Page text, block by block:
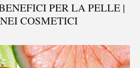
PER LA PELLE |
COSMETICI